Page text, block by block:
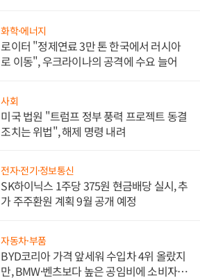
화학·에너지
로이터 "정제연료 3만 톤 한국에서 러시아
로 이동", 우크라이나의 공격에 수요 늘어
사회
미국 법원 "트럼프 정부 풍력 프로젝트 동결
조치는 위법", 해제 명령 내려
전자·전기·정보통신
SK하이닉스 1주당 375원 현금배당 실시, 추
가 주주환원 계획 9월 공개 예정
자동차·부품
BYD코리아 가격 앞세워 수입차 4위 올랐지
만, BMW·벤츠보다 높은 공임비에 소비자